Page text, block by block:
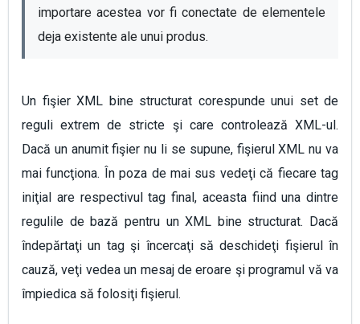
importare acestea vor fi conectate de elementele
deja existente ale unui produs.
Un fişier XML bine structurat corespunde unui set de
reguli extrem de stricte şi care controlează XML-ul.
Dacă un anumit fişier nu li se supune, fişierul XML nu va
mai funcţiona. În poza de mai sus vedeţi că fiecare tag
iniţial are respectivul tag final, aceasta fiind una dintre
regulile de bază pentru un XML bine structurat. Dacă
îndepărtaţi un tag şi încercaţi să deschideţi fişierul în
cauză, veţi vedea un mesaj de eroare şi programul vă va
împiedica să folosiţi fişierul.